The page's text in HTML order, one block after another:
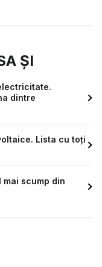
ȘI
dintre
Lista cu toţi
scump din